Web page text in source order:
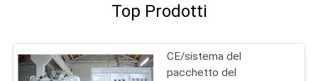
Top Prodotti
CE/sistema del
pacchetto del